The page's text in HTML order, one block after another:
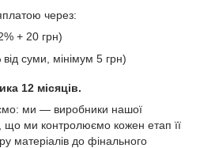
через:
+ 20 грн)
від суми, мінімум 5 грн)
12 місяців.
ми — виробники нашої
що ми контролюємо кожен етап її
матеріалів до фінального